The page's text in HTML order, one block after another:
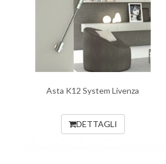
Asta K12 System Livenza
DETTAGLI